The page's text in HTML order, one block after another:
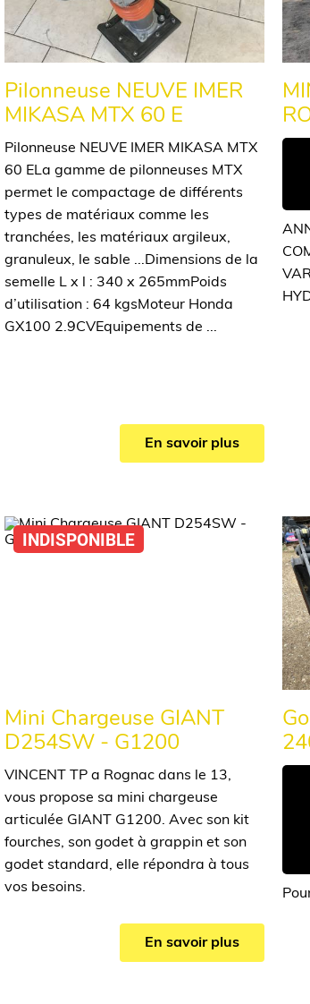
Pilonneuse NEUVE IMER
MIKASA MTX 60 E
Pilonneuse NEUVE IMER MIKASA MTX
60 ELa gamme de pilonneuses MTX
permet le compactage de différents
types de matériaux comme les
tranchées, les matériaux argileux,
granuleux, le sable ...Dimensions de la
semelle L x l : 340 x 265mmPoids
d’utilisation : 64 kgsMoteur Honda
GX100 2.9CVEquipements de ...
En savoir plus
INDISPONIBLE
Mini Chargeuse GIANT
D254SW - G1200
VINCENT TP a Rognac dans le 13,
vous propose sa mini chargeuse
articulée GIANT G1200. Avec son kit
fourches, son godet à grappin et son
godet standard, elle répondra à tous
vos besoins.
En savoir plus